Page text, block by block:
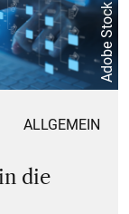
Adobe Stock
ALLGEMEIN
die